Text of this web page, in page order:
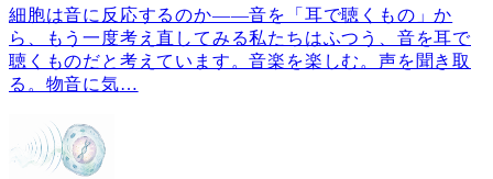
細胞は音に反応するのか――音を「耳で聴くもの」か
ら、もう一度考え直してみる私たちはふつう、音を耳で
聴くものだと考えています。音楽を楽しむ。声を聞き取
る。物音に気…